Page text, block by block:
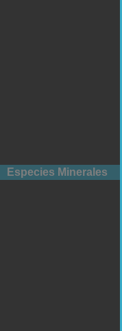
Especies Minerales